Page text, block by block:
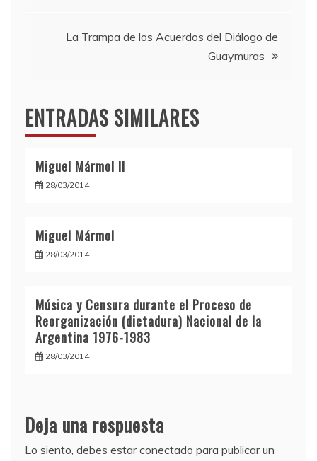
La Trampa de los Acuerdos del Diálogo de
Guaymuras
ENTRADAS SIMILARES
Miguel Mármol II
28/03/2014
Miguel Mármol
28/03/2014
Música y Censura durante el Proceso de
Reorganización (dictadura) Nacional de la
Argentina 1976-1983
28/03/2014
Deja una respuesta
Lo siento, debes estarconectado para publicar un